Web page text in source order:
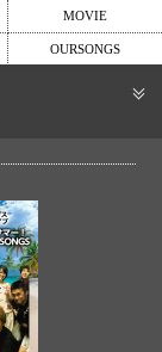
MOVIE
OURSONGS